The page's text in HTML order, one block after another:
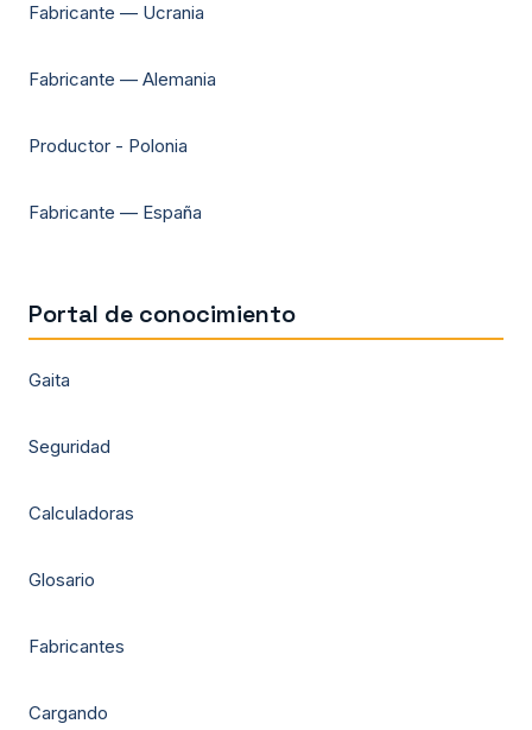
Fabricante — Ucrania
Fabricante — Alemania
Productor - Polonia
Fabricante — España
Portal de conocimiento
Gaita
Seguridad
Calculadoras
Glosario
Fabricantes
Cargando